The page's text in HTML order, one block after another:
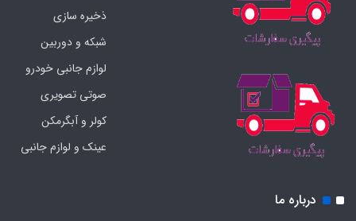
ذخیره سازی
شبکه و دوربین
لوازم جانبی خودرو
صوتی تصویری
کولر و آبگرمکن
عینک و لوازم جانبی
درباره ما